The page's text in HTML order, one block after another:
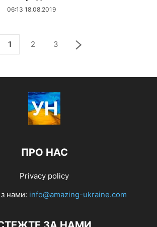
06:13 18.08.2019
1 2 3
ПРО НАС
Privacy policy
з нами: info@amazing-ukraine.com